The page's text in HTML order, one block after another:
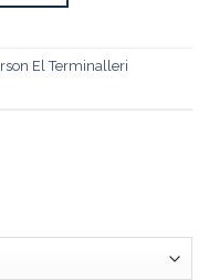
El Terminalleri